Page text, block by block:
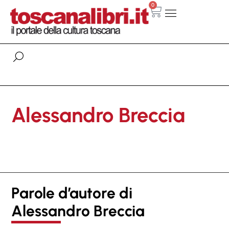
0
Alessandro Breccia
Parole d’autore di
Alessandro Breccia